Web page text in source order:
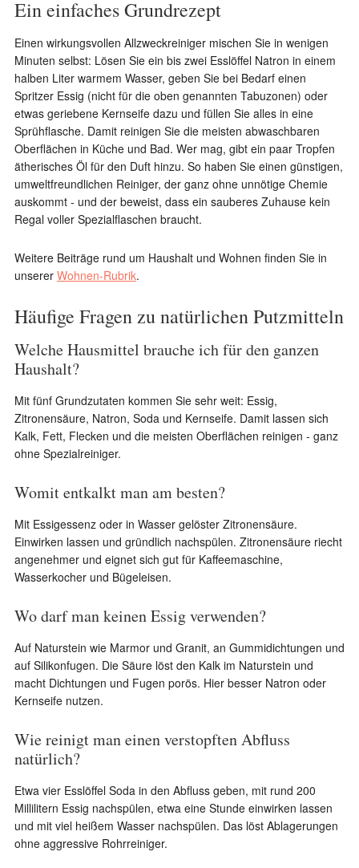
Ein einfaches Grundrezept
Einen wirkungsvollen Allzweckreiniger mischen Sie in wenigen
Minuten selbst: Lösen Sie ein bis zwei Esslöffel Natron in einem
halben Liter warmem Wasser, geben Sie bei Bedarf einen
Spritzer Essig (nicht für die oben genannten Tabuzonen) oder
etwas geriebene Kernseife dazu und füllen Sie alles in eine
Sprühflasche. Damit reinigen Sie die meisten abwaschbaren
Oberflächen in Küche und Bad. Wer mag, gibt ein paar Tropfen
ätherisches Öl für den Duft hinzu. So haben Sie einen günstigen,
umweltfreundlichen Reiniger, der ganz ohne unnötige Chemie
auskommt - und der beweist, dass ein sauberes Zuhause kein
Regal voller Spezialflaschen braucht.
Weitere Beiträge rund um Haushalt und Wohnen finden Sie in
unserer Wohnen-Rubrik.
Häufige Fragen zu natürlichen Putzmitteln
Welche Hausmittel brauche ich für den ganzen
Haushalt?
Mit fünf Grundzutaten kommen Sie sehr weit: Essig,
Zitronensäure, Natron, Soda und Kernseife. Damit lassen sich
Kalk, Fett, Flecken und die meisten Oberflächen reinigen - ganz
ohne Spezialreiniger.
Womit entkalkt man am besten?
Mit Essigessenz oder in Wasser gelöster Zitronensäure.
Einwirken lassen und gründlich nachspülen. Zitronensäure riecht
angenehmer und eignet sich gut für Kaffeemaschine,
Wasserkocher und Bügeleisen.
Wo darf man keinen Essig verwenden?
Auf Naturstein wie Marmor und Granit, an Gummidichtungen und
auf Silikonfugen. Die Säure löst den Kalk im Naturstein und
macht Dichtungen und Fugen porös. Hier besser Natron oder
Kernseife nutzen.
Wie reinigt man einen verstopften Abfluss
natürlich?
Etwa vier Esslöffel Soda in den Abfluss geben, mit rund 200
Millilitern Essig nachspülen, etwa eine Stunde einwirken lassen
und mit viel heißem Wasser nachspülen. Das löst Ablagerungen
ohne aggressive Rohrreiniger.